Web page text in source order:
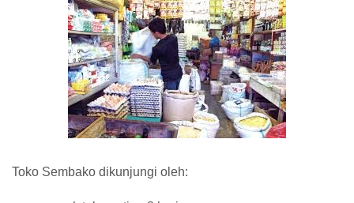
Toko Sembako dikunjungi oleh: